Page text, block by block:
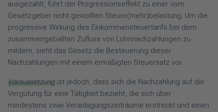
ausgezahlt, führt der Progressionseffekt zu einer vom
Gesetzgeber nicht gewollten Steuer(mehr)belastung. Um die
progressive Wirkung des Einkommensteuertarifs bei dem
zusammengeballten Zufluss von Lohnnachzahlungen zu
mildern, sieht das Gesetz die Besteuerung dieser
Nachzahlungen mit einem ermäßigten Steuersatz vor.
Voraussetzung ist jedoch, dass sich die Nachzahlung auf die
Vergütung für eine Tätigkeit bezieht, die sich über
mindestens zwei Veranlagungszeiträume erstreckt und einen